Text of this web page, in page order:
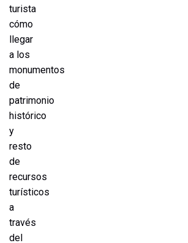
turista
cómo
llegar
a los
monumentos
de
patrimonio
histórico
y
resto
de
recursos
turísticos
a
través
del